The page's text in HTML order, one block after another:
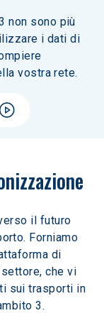
non sono più
i dati di
vostra rete.
il futuro
Forniamo
di
che vi
sui trasporti in
3.